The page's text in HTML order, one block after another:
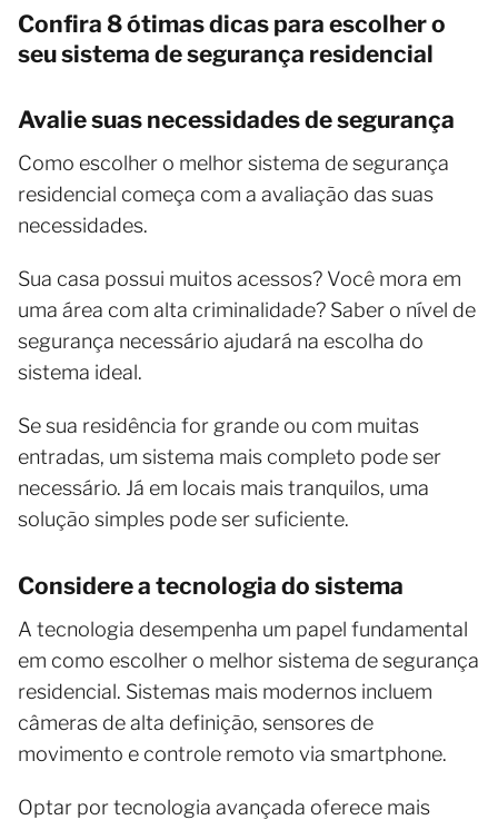
Confira 8 ótimas dicas para escolher o
seu sistema de segurança residencial
Avalie suas necessidades de segurança
Como escolher o melhor sistema de segurança
residencial começa com a avaliação das suas
necessidades.
Sua casa possui muitos acessos? Você mora em
uma área com alta criminalidade? Saber o nível de
segurança necessário ajudará na escolha do
sistema ideal.
Se sua residência for grande ou com muitas
entradas, um sistema mais completo pode ser
necessário. Já em locais mais tranquilos, uma
solução simples pode ser suficiente.
Considere a tecnologia do sistema
A tecnologia desempenha um papel fundamental
em como escolher o melhor sistema de segurança
residencial. Sistemas mais modernos incluem
câmeras de alta definição, sensores de
movimento e controle remoto via smartphone.
Optar por tecnologia avançada oferece mais